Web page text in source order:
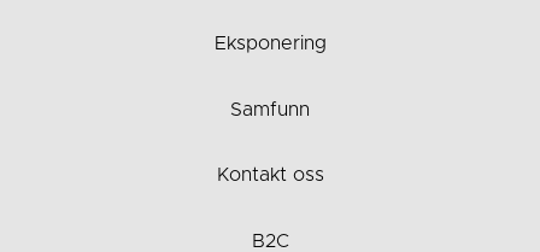
Eksponering
Samfunn
Kontakt oss
B2C